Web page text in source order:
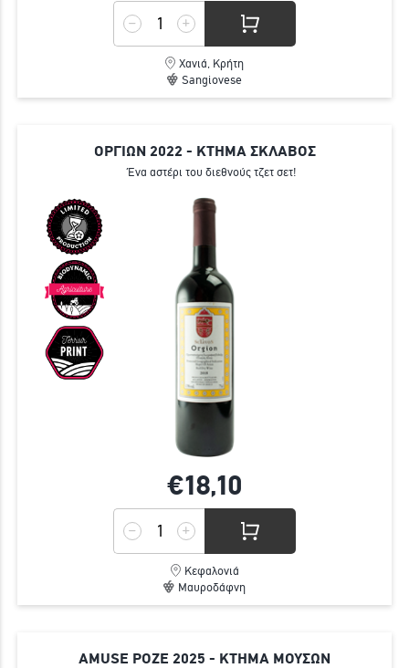
Χανιά, Κρήτη
Sangiovese
ΟΡΓΙΩΝ 2022 - ΚΤΗΜΑ ΣΚΛΑΒΟΣ
Ένα αστέρι του διεθνούς τζετ σετ!
€18,10
Κεφαλονιά
Μαυροδάφνη
AMUSE ΡΟΖΕ 2025 - ΚΤΗΜΑ ΜΟΥΣΩΝ